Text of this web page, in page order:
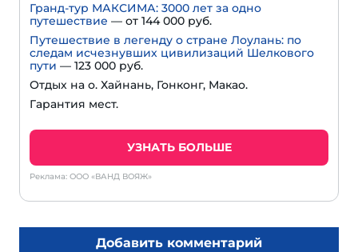
Гранд-тур МАКСИМА: 3000 лет за одно
путешествие — от 144 000 руб.
Путешествие в легенду о стране Лоулань: по
следам исчезнувших цивилизаций Шелкового
пути — 123 000 руб.
Отдых на о. Хайнань, Гонконг, Макао.
Гарантия мест.
УЗНАТЬ БОЛЬШЕ
Реклама: ООО «ВАНД ВОЯЖ»
Добавить комментарий